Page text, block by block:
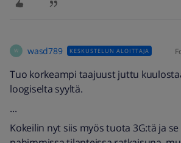
W wasd789 KESKUSTELUN ALOITTAJA
Tuo korkeampi taajuust juttu
loogiselta syyltä.
...
Kokeilin nyt siis myös tuota 3G:tä ja